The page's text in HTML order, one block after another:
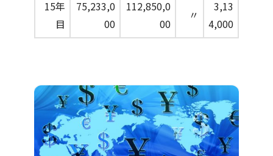
15年
目
75,233,0
00
112,850,0
00
〃
3,13
4,000